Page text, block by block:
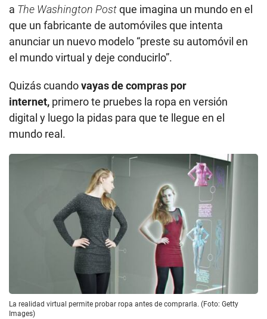
digital y luego la pidas para que te llegue en el
mundo real.
La realidad virtual permite probar ropa antes de comprarla. (Foto: Getty
¿Existe ya la tecnología para desarrollarlo?
La realidad virtual ha recorrido un largo camino en
los últimos años.
Existen dispositivos de alta gama que pueden